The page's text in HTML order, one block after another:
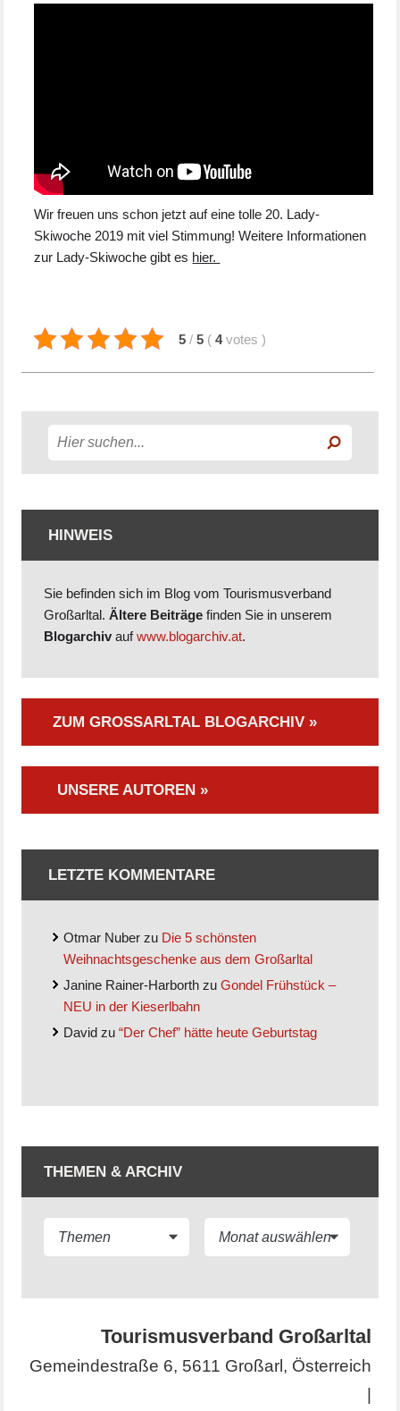
Wir freuen uns schon jetzt auf eine tolle 20. Lady-
Skiwoche 2019 mit viel Stimmung! Weitere Informationen
zur Lady-Skiwoche gibt es hier.
5 / 5 ( 4 votes)
HINWEIS
Sie befinden sich im Blog vom Tourismusverband
Großarltal.Ältere Beiträge finden Sie in unserem
Blogarchiv aufwww.blogarchiv.at.
ZUM GROSSARLTAL BLOGARCHIV »
UNSERE AUTOREN »
LETZTE KOMMENTARE
Otmar Nuber zu Die 5 schönsten
Weihnachtsgeschenke aus dem Großarltal
Janine Rainer-Harborth zuGondel Frühstück –
NEU in der Kieserlbahn
David zu“Der Chef” hätte heute Geburtstag
THEMEN & ARCHIV
Tourismusverband Großarltal
Gemeindestraße 6, 5611 Großarl, Österreich
|